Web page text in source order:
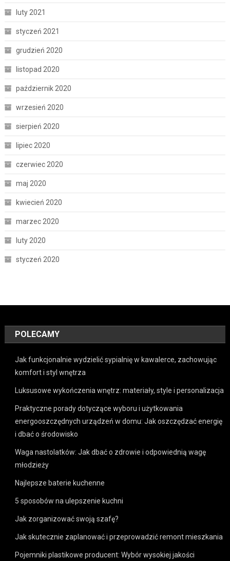
luty 2021
styczeń 2021
grudzień 2020
listopad 2020
październik 2020
wrzesień 2020
sierpień 2020
lipiec 2020
czerwiec 2020
maj 2020
kwiecień 2020
marzec 2020
luty 2020
styczeń 2020
POLECAMY
Jak funkcjonalnie wydzielić sypialnię w kawalerce, zachowując
komfort i styl wnętrza
Luksusowe wykończenia wnętrz: materiały, style i personalizacja
Praktyczne porady dotyczące wyboru i użytkowania
energooszczędnych urządzeń w domu: Jak oszczędzać energię
i dbać o środowisko
Waga nastolatków: Jak dbać o zdrowie i odpowiednią wagę
młodzieży
Najlepsze baterie kuchenne
5 sposobów na ulepszenie kuchni
Jak zorganizować swoją szafę?
Jak skutecznie zaplanować i przeprowadzić remont mieszkania
Pojemniki plastikowe producent: Wybór wysokiej jakości